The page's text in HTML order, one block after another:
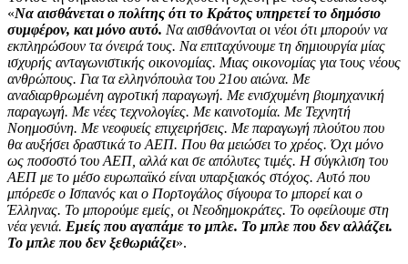
«Να αισθάνεται ο πολίτης ότι το Κράτος υπηρετεί το δημόσιο
συμφέρον, και μόνο αυτό. Να αισθάνονται οι νέοι ότι μπορούν να
εκπληρώσουν τα όνειρά τους. Να επιταχύνουμε τη δημιουργία μίας
ισχυρής ανταγωνιστικής οικονομίας. Μιας οικονομίας για τους νέους
ανθρώπους. Για τα ελληνόπουλα του 21ου αιώνα. Με
αναδιαρθρωμένη αγροτική παραγωγή. Με ενισχυμένη βιομηχανική
παραγωγή. Με νέες τεχνολογίες. Με καινοτομία. Με Τεχνητή
Νοημοσύνη. Με νεοφυείς επιχειρήσεις. Με παραγωγή πλούτου που
θα αυξήσει δραστικά το ΑΕΠ. Που θα μειώσει το χρέος. Όχι μόνο
ως ποσοστό του ΑΕΠ, αλλά και σε απόλυτες τιμές. Η σύγκλιση του
ΑΕΠ με το μέσο ευρωπαϊκό είναι υπαρξιακός στόχος. Αυτό που
μπόρεσε ο Ισπανός και ο Πορτογάλος σίγουρα το μπορεί και ο
Έλληνας. Το μπορούμε εμείς, οι Νεοδημοκράτες. Το οφείλουμε στη
νέα γενιά. Εμείς που αγαπάμε το μπλε. Το μπλε που δεν αλλάζει.
Το μπλε που δεν ξεθωριάζει».